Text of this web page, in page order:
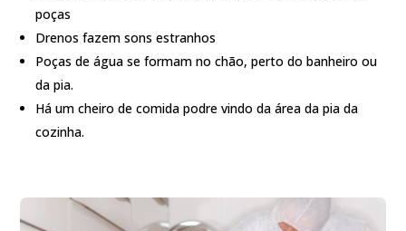
poças
Drenos fazem sons estranhos
Poças de água se formam no chão, perto do banheiro ou
da pia.
Há um cheiro de comida podre vindo da área da pia da
cozinha.